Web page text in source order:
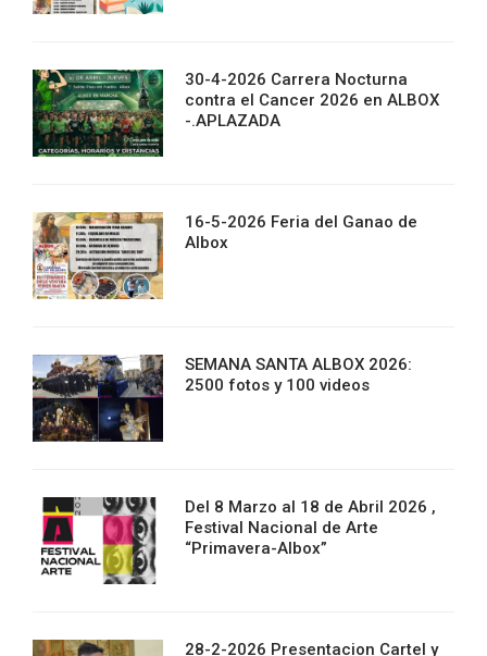
30-4-2026 Carrera Nocturna
contra el Cancer 2026 en ALBOX
-.APLAZADA
16-5-2026 Feria del Ganao de
Albox
SEMANA SANTA ALBOX 2026:
2500 fotos y 100 videos
Del 8 Marzo al 18 de Abril 2026 ,
Festival Nacional de Arte
“Primavera-Albox”
28-2-2026 Presentacion Cartel y